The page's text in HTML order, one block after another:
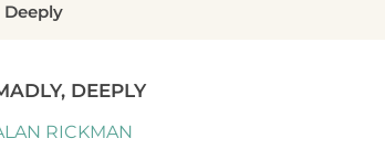
Deeply
DEEPLY
RICKMAN